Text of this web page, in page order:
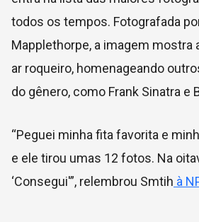
todos os tempos. Fotografada
Mapplethorpe, a imagem mostra
ar roqueiro, homenageando
do gênero, como Frank Sinatra e
“Peguei minha fita favorita e
e ele tirou umas 12 fotos. Na
‘Consegui'”, relembrou Smtih à